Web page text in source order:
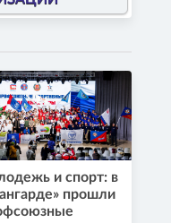
и спорт: в
прошли